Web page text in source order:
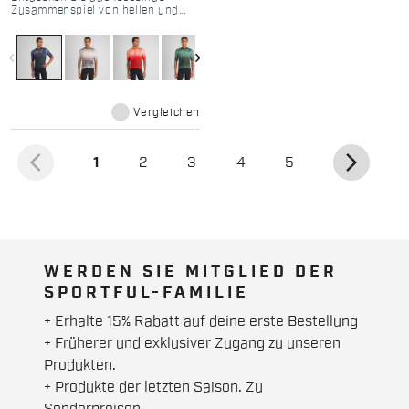
Zusammenspiel von hellen und
Grafikdesign, das speziell für
unser Gravel-Jersey entworfen
wurde. Holen Sie sich eine der
vielen Farben, die Ihr Supergiara-
navigate_before navigate_next
Vergleichen
arrow_back_ios 1 (aktuell)
2 3 4 5 arrow_forward_ios
WERDEN SIE MITGLIED DER
SPORTFUL-FAMILIE
+ Erhalte 15% Rabatt auf deine erste Bestellung
+ Früherer und exklusiver Zugang zu unseren
Produkten.
+ Produkte der letzten Saison. Zu